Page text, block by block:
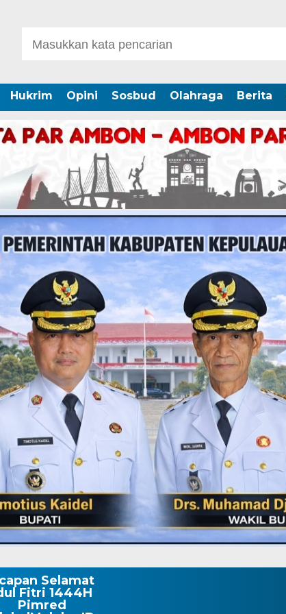
Hukrim Opini Sosbud Olahraga Berita
Selamat
Fitri 1444H
Pimred